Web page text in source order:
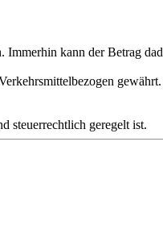
Immerhin kann der Betrag
steuerrechtlich geregelt ist.